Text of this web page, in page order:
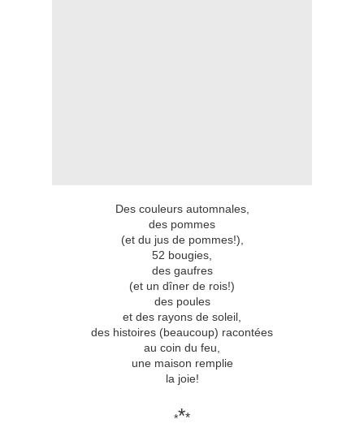
Des couleurs automnales,
des pommes
(et du jus de pommes!),
52 bougies,
des gaufres
(et un dîner de rois!)
des poules
et des rayons de soleil,
des histoires (beaucoup) racontées
au coin du feu,
une maison remplie
la joie!
***